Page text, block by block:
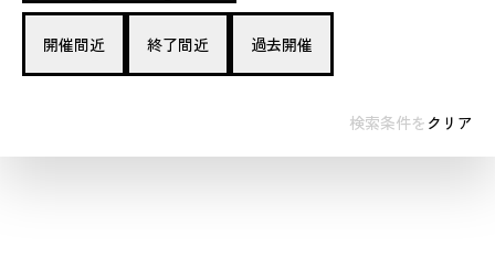
開催間近 終了間近 過去開催
検索条件を クリア